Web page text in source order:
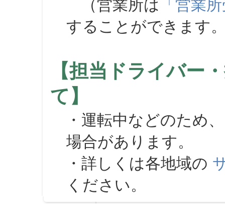
（営業所は 「営業
することができます
【担当ドライバー
て】
・運転中などのため
場合があります。
・詳しくは各地域の
ください。